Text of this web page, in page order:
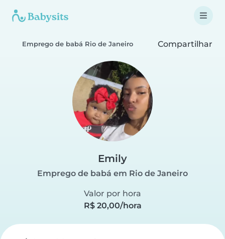
Emprego de babá Rio de Janeiro Compartilhar
Emily
Emprego de babá em Rio de Janeiro
Valor por hora
R$ 20,00/hora